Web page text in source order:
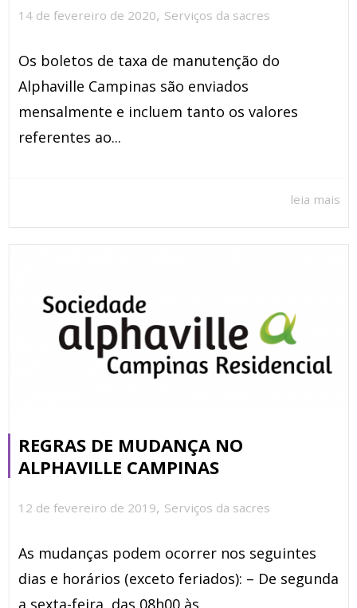
14 de fevereiro de 2020, Serviços da sacres
Os boletos de taxa de manutenção do
Alphaville Campinas são enviados
mensalmente e incluem tanto os valores
referentes ao...
leia mais
REGRAS DE MUDANÇA NO
ALPHAVILLE CAMPINAS
12 de fevereiro de 2019, Serviços da sacres
As mudanças podem ocorrer nos seguintes
dias e horários (exceto feriados): – De segunda
a sexta-feira, das 08h00 às...